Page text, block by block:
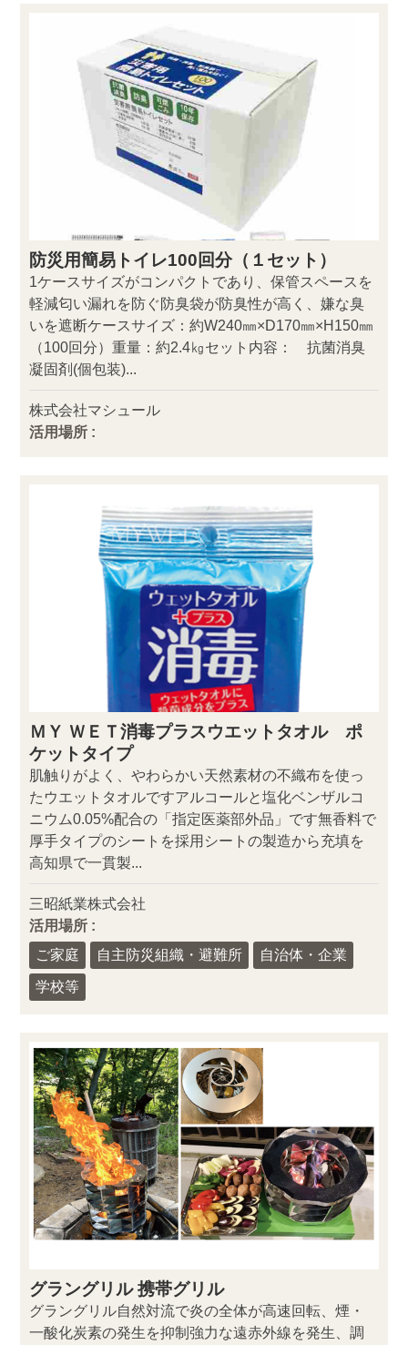
防災用簡易トイレ100回分（１セット）
1ケースサイズがコンパクトであり、保管スペースを
軽減匂い漏れを防ぐ防臭袋が防臭性が高く、嫌な臭
いを遮断ケースサイズ：約W240㎜×D170㎜×H150㎜
（100回分）重量：約2.4㎏セット内容： 抗菌消臭
凝固剤(個包装)...
株式会社マシュール
活用場所 :
ＭＹ ＷＥＴ消毒プラスウエットタオル ポ
ケットタイプ
肌触りがよく、やわらかい天然素材の不織布を使っ
たウエットタオルですアルコールと塩化ベンザルコ
ニウム0.05%配合の「指定医薬部外品」です無香料で
厚手タイプのシートを採用シートの製造から充填を
高知県で一貫製...
三昭紙業株式会社
活用場所 :
ご家庭
自主防災組織・避難所 自治体・企業
学校等
グラングリル 携帯グリル
グラングリル自然対流で炎の全体が高速回転、煙・
一酸化炭素の発生を抑制強力な遠赤外線を発生、調